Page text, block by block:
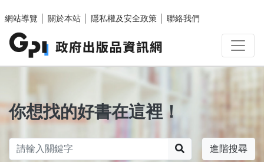
網站導覽
關於本站 隱私權及安全政策 聯絡我們
你想找的好書在這裡！
進階搜尋